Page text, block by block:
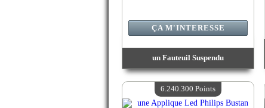
un Fauteuil Suspendu
Valeur :6 514 000 Points
Quantité Disponible :4
ÇA M'INTERESSE
6.240.300 Points